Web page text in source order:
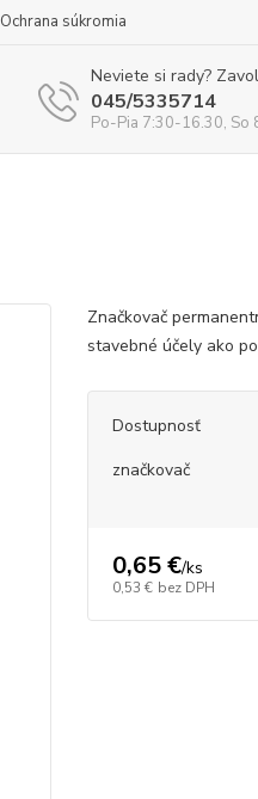
Ochrana súkromia
Neviete si rady?
045/5335714
Po-Pia 7:30-16.30, So
Značkovač
stavebné účely ako
Dostupnosť
značkovač
0,65 €/ks
0,53 € bez DPH